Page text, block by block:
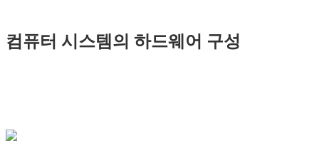
컴퓨터 시스템의 하드웨어 구성